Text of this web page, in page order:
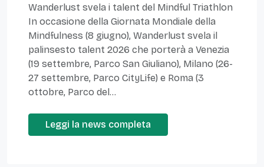
Wanderlust svela i talent del Mindful Triathlon
In occasione della Giornata Mondiale della
Mindfulness (8 giugno), Wanderlust svela il
palinsesto talent 2026 che porterà a Venezia
(19 settembre, Parco San Giuliano), Milano (26-
27 settembre, Parco CityLife) e Roma (3
ottobre, Parco del...
Leggi la news completa